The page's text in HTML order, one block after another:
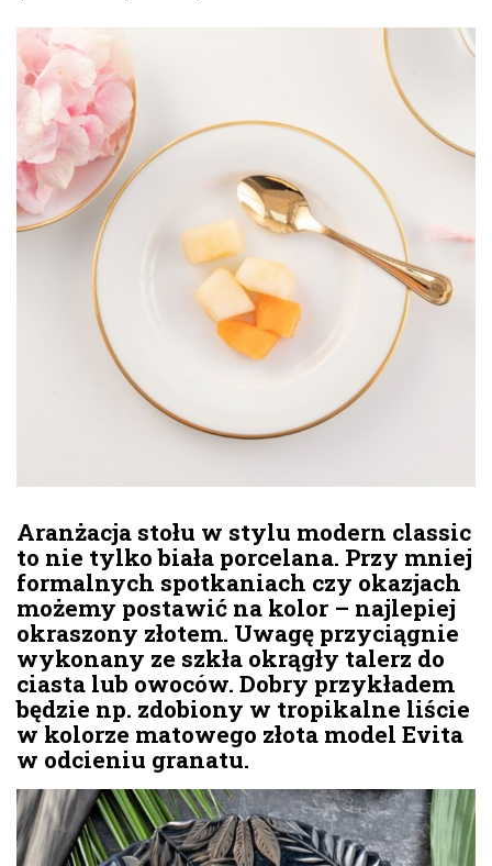
Aranżacja stołu w stylu modern classic
to nie tylko biała porcelana. Przy mniej
formalnych spotkaniach czy okazjach
możemy postawić na kolor – najlepiej
okraszony złotem. Uwagę przyciągnie
wykonany ze szkła okrągły talerz do
ciasta lub owoców. Dobry przykładem
będzie np. zdobiony w tropikalne liście
w kolorze matowego złota model Evita
w odcieniu granatu.